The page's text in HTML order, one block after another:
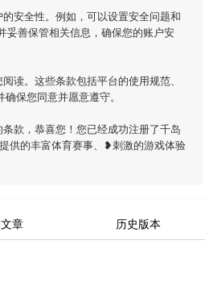
安全性。例如，可以设置安全问题和
妥善保管相关信息，确保您的账户安
读。这些条款包括平台的使用规范、
保您同意并愿意遵守。
款，恭喜您！您已经成功注册了千岛
供的丰富体育赛事、❥刺激的游戏体验
章 历史版本